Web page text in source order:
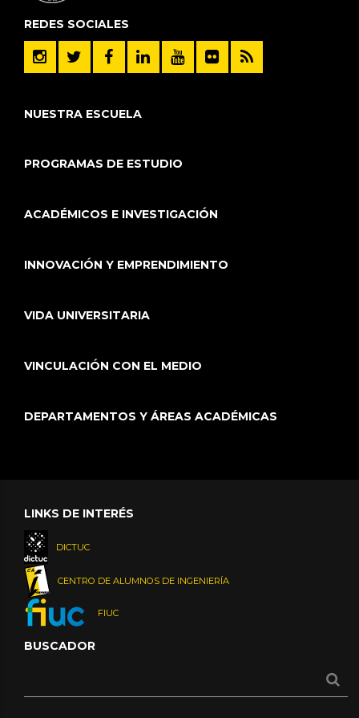
REDES SOCIALES
NUESTRA ESCUELA
PROGRAMAS DE ESTUDIO
ACADÉMICOS E INVESTIGACIÓN
INNOVACIÓN Y EMPRENDIMIENTO
VIDA UNIVERSITARIA
VINCULACIÓN CON EL MEDIO
DEPARTAMENTOS Y ÁREAS ACADÉMICAS
LINKS DE INTERÉS
DICTUC
CENTRO DE ALUMNOS DE INGENIERÍA
FIUC
BUSCADOR